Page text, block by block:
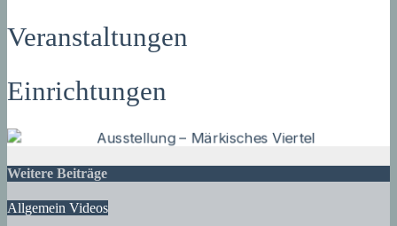
Veranstaltungen
Einrichtungen
Weitere Beiträge
Allgemein Videos